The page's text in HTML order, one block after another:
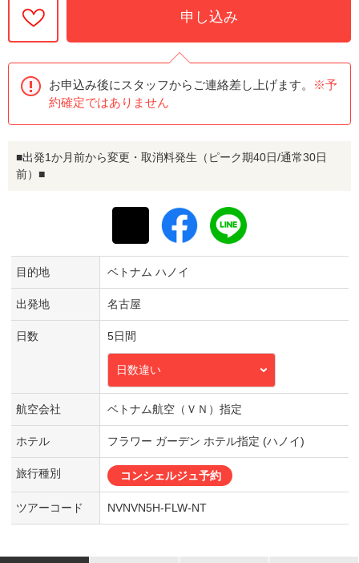
申し込み
お申込み後にスタッフからご連絡差し上げます。
※予
約確定ではありません
■出発1か月前から変更・取消料発生（ピーク期40日/通常30日
前）■
目的地 ベトナム ハノイ
出発地 名古屋
日数 5日間
日数違い
航空会社 ベトナム航空（ＶＮ）指定
ホテル フラワー ガーデン ホテル指定 (ハノイ)
旅行種別 コンシェルジュ予約
ツアーコード NVNVN5H-FLW-NT